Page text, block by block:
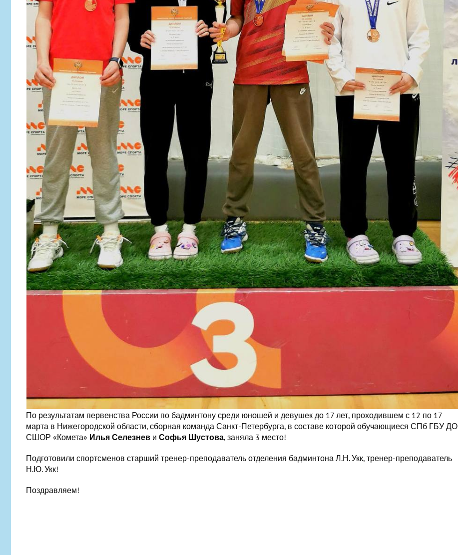
По результатам первенства России по бадминтону среди юношей и девушек до 17 лет, проходившем с 12 по 17
марта в Нижегородской области, сборная команда Санкт-Петербурга, в составе которой обучающиеся СПб ГБУ ДО
СШОР «Комета» Илья Селезнев и Софья Шустова, заняла 3 место!
Подготовили спортсменов старший тренер-преподаватель отделения бадминтона Л.Н. Укк, тренер-преподаватель
Н.Ю. Укк!
Поздравляем!